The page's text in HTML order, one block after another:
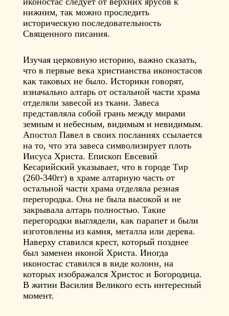
нижним, так можно проследить
историческую последовательность
Священного писания.
Изучая церковную историю, важно сказать,
что в первые века христианства иконостасов
как таковых не было. Историки говорят,
изначально алтарь от остальной части храма
отделяли завесой из ткани. Завеса
представляла собой грань между мирами
земным и небесным, видимым и невидимым.
Апостол Павел в своих посланиях ссылается
на то, что эта завеса символизирует плоть
Иисуса Христа. Епископ Евсевий
Кесарийский указывает, что в городе Тир
(260-340гг) в храме алтарную часть от
остальной части храма отделяла резная
перегородка. Она не была высокой и не
закрывала алтарь полностью. Такие
перегородки выглядели, как парапет и были
изготовлены из камня, металла или дерева.
Наверху ставился крест, который позднее
был заменен иконой Христа. Иногда
иконостас ставился в виде колонн, на
которых изображался Христос и Богородица.
В житии Василия Великого есть интересный
момент.